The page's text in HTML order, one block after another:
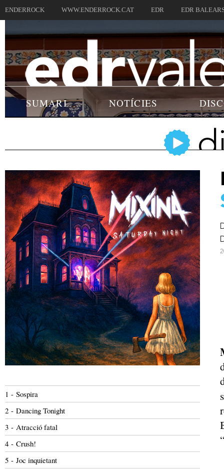
ENDERROCK WWW.ENDERROCK.CAT EDR EDR
SUMARI NOTÍCIES
1 - Sospira
2 - Dancing Tonight
3 - Atracció fatal
4 - Crush!
5 - Joc inquietant